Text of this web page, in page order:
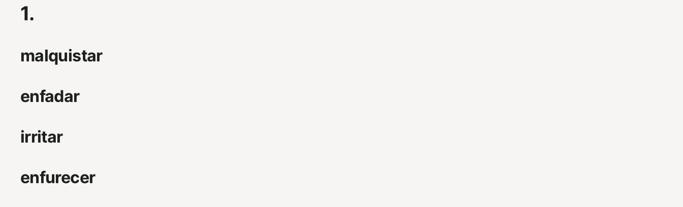
1.
malquistar
enfadar
irritar
enfurecer